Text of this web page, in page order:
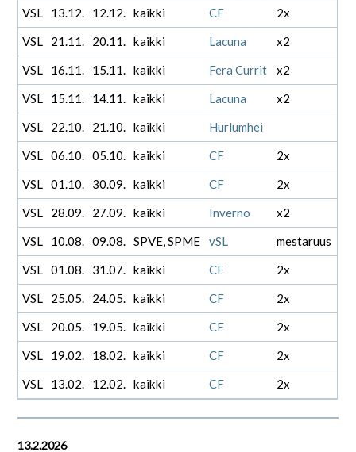
VSL
13.12. 12.12. kaikki CF
2x
VSL
21.11. 20.11. kaikki Lacuna
x2
VSL
16.11. 15.11. kaikki Fera Currit
x2
VSL
15.11. 14.11. kaikki Lacuna
x2
VSL
22.10. 21.10. kaikki
Hurlumhei
VSL 06.10. 05.10. kaikki CF
2x
VSL 01.10. 30.09. kaikki CF
2x
VSL
28.09. 27.09. kaikki Inverno
x2
VSL
10.08. 09.08. SPVE, SPME vSL
mestaruus
VSL 01.08. 31.07. kaikki CF
2x
VSL
25.05. 24.05. kaikki CF
2x
VSL
20.05. 19.05. kaikki CF
2x
VSL
19.02. 18.02. kaikki CF
2x
VSL
13.02. 12.02. kaikki CF 2x
13.2.2026